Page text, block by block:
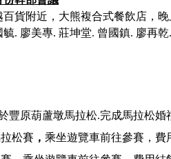
貨附近，大熊複合式餐飲店，晚
. 廖美專. 莊坤堂. 曾國鎮. 廖再
豐原葫蘆墩馬拉松.完成馬拉松婚
拉松賽 ， 乘坐遊覽車前往參賽，費